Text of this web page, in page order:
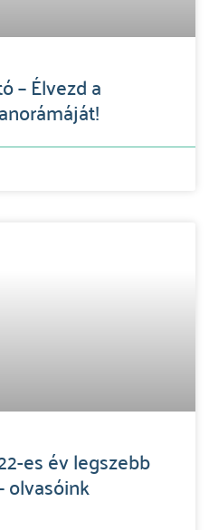
– Élvezd a
es év legszebb
olvasóink